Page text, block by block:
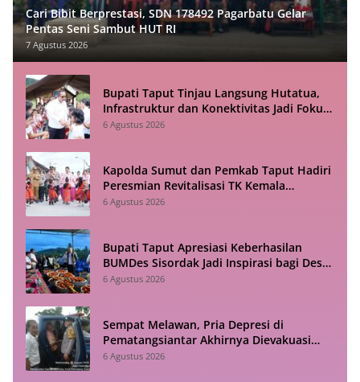
Cari Bibit Berprestasi, SDN 178492 Pagarbatu Gelar
Pentas Seni Sambut HUT RI
7 Agustus 2026
Bupati Taput Tinjau Langsung Hutatua,
Infrastruktur dan Konektivitas Jadi Fokus
Utama
6 Agustus 2026
Kapolda Sumut dan Pemkab Taput Hadiri
Peresmian Revitalisasi TK Kemala
Bhayangkari Tarutung
6 Agustus 2026
Bupati Taput Apresiasi Keberhasilan
BUMDes Sisordak Jadi Inspirasi bagi Desa
Lain
6 Agustus 2026
Sempat Melawan, Pria Depresi di
Pematangsiantar Akhirnya Dievakuasi
Polisi
6 Agustus 2026